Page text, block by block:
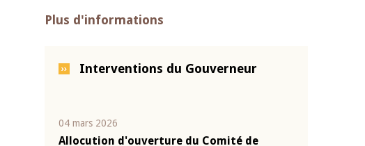
Plus d'informations
Interventions du Gouverneur
04 mars 2026
Allocution d'ouverture du Comité de